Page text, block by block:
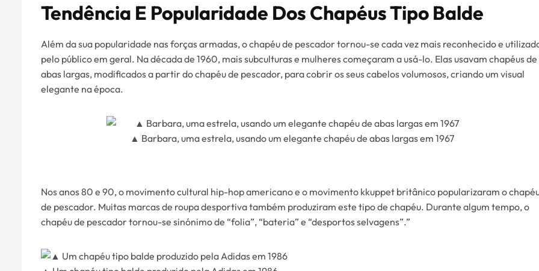
Tendência E Popularidade Dos Chapéus Tipo Balde
Além da sua popularidade nas forças armadas, o chapéu de pescador tornou-se cada vez mais reconhecido e
pelo público em geral. Na década de 1960, mais subculturas e mulheres começaram a usá-lo. Elas usavam chapéus de
abas largas, modificados a partir do chapéu de pescador, para cobrir os seus cabelos volumosos, criando um visual
elegante na época.
▲ Barbara, uma estrela, usando um elegante chapéu de abas largas em 1967
Nos anos 80 e 90, o movimento cultural hip-hop americano e o movimento kkuppet britânico popularizaram o
de pescador. Muitas marcas de roupa desportiva também produziram este tipo de chapéu. Durante algum tempo, o
chapéu de pescador tornou-se sinónimo de “folia”, “bateria” e “desportos selvagens”.”